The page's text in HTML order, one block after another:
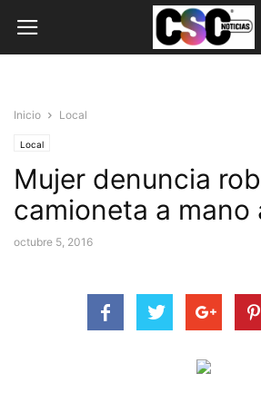
Inicio Local
Local
Mujer denuncia
camioneta a mano
octubre 5, 2016